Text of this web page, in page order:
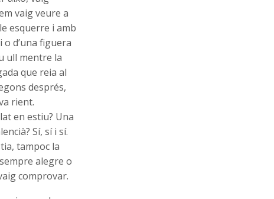
vaig veure a
esquerre i amb
d’una figuera
ull mentre la
que reia al
després,
rient.
en estiu? Una
Sí, sí i sí.
tampoc la
alegre o
comprovar.